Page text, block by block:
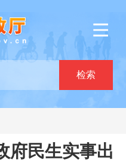
府民生实事出